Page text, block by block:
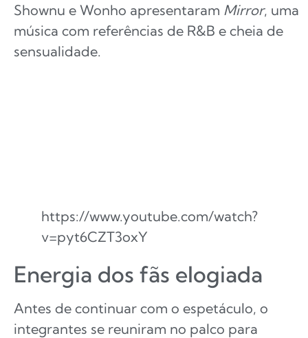
Shownu e Wonho apresentaram Mirror, uma
música com referências de R&B e cheia de
sensualidade.
https://www.youtube.com/watch?
v=pyt6CZT3oxY
Energia dos fãs elogiada
Antes de continuar com o espetáculo, o
integrantes se reuniram no palco para